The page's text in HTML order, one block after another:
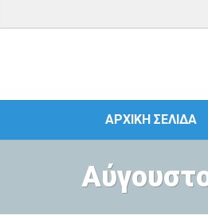
ΑΡΧΙΚΉ ΣΕΛΊΔΑ